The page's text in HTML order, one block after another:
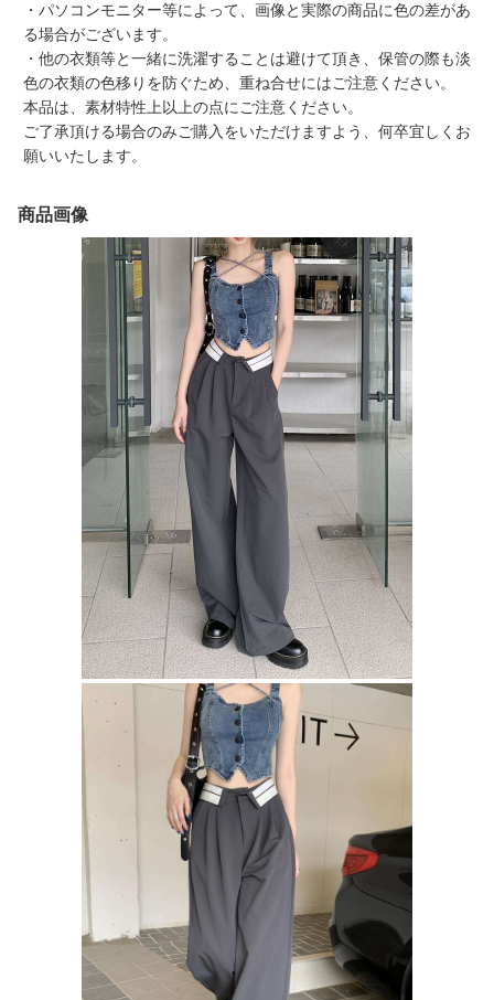
・パソコンモニター等によって、画像と実際の商品に色の差があ
る場合がございます。
・他の衣類等と一緒に洗濯することは避けて頂き、保管の際も淡
色の衣類の色移りを防ぐため、重ね合せにはご注意ください。
本品は、素材特性上以上の点にご注意ください。
ご了承頂ける場合のみご購入をいただけますよう、何卒宜しくお
願いいたします。
商品画像